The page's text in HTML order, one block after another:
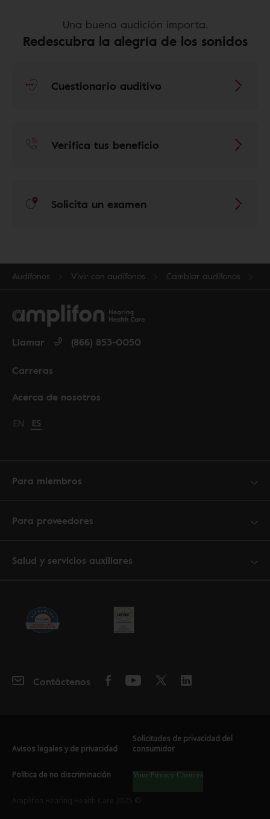
Una buena audición importa.
Redescubra la alegría de los sonidos
Cuestionario auditivo
Verifica tus beneficio
Solicita un examen
Audífonos Vivir con audífonos Cambiar audífonos
Acerca de nosotros
Carreras
Llamar (866) 853-0050
Change language to English
EN Cambiar idioma a español
ES
Para miembros
Para proveedores
Salud y servicios auxiliares
Contáctenos
Avisos legales y de privacidad
Solicitudes de privacidad del
consumidor
Política de no discriminación Your Privacy Choices